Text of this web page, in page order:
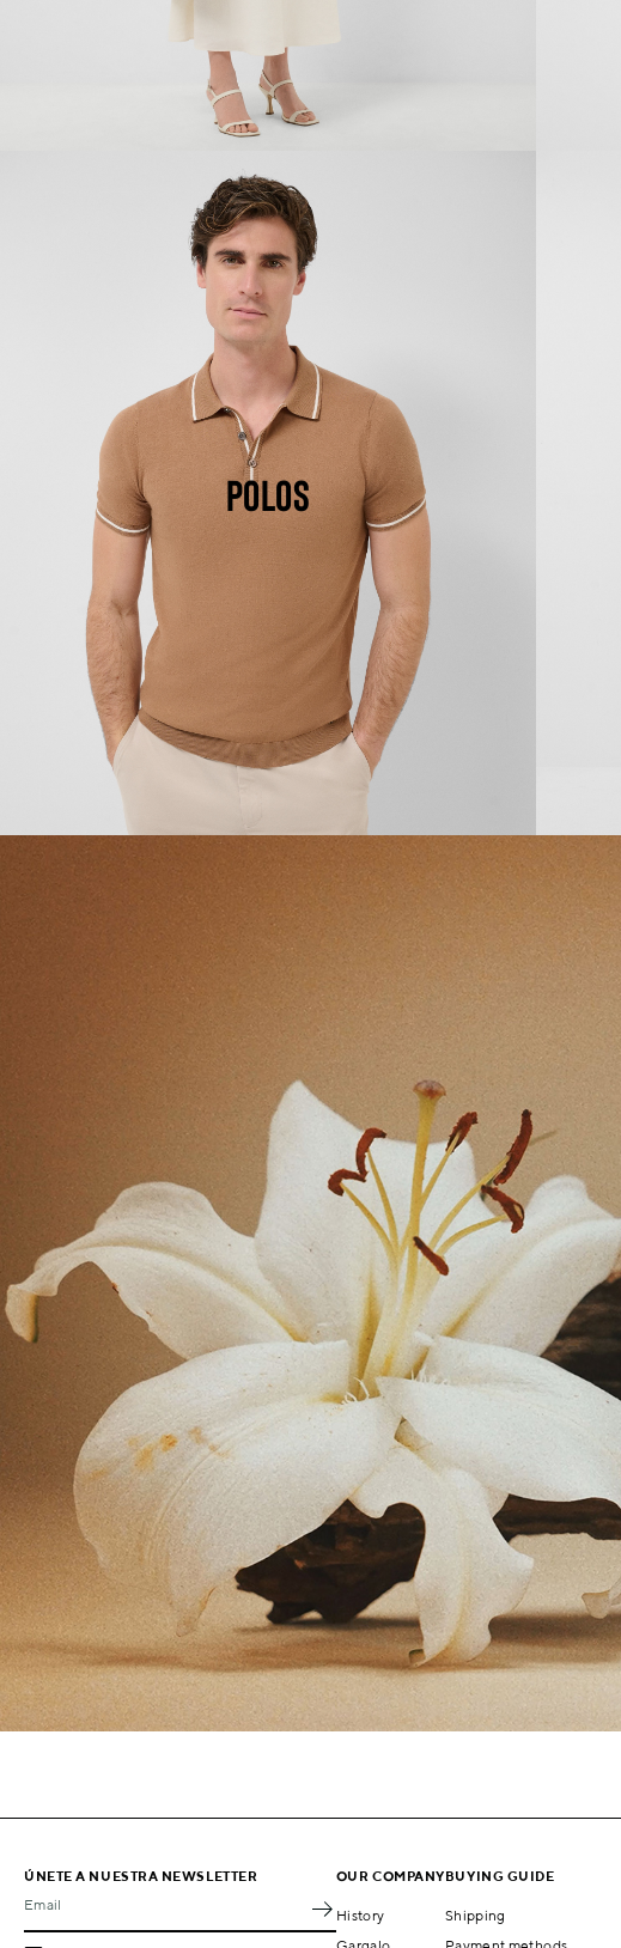
POLOS
ÚNETE A NUESTRA NEWSLETTER
Email
OUR COMPANY
History
BUYING GUIDE
Shipping